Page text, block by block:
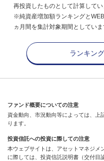
再投資したものとして計算してい
※純資産増加額ランキングと
ヵ月間を集計対象期間としていま
ランキン
ファンド概要についての注意
資金動向、市況動向等によっては、上
ります。
投資信託への投資に際しての注意
本ウェブサイトは、アセットマネジメ
に際しては、投資信託説明書（交付目